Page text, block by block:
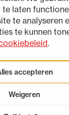
laten
te analyseren
te kunnen
.
accepteren
Weigeren